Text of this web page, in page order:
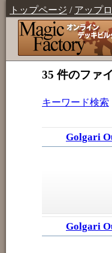
トップページ / アップ
35 件のファ
キーワード検索
Golgari
Golgari